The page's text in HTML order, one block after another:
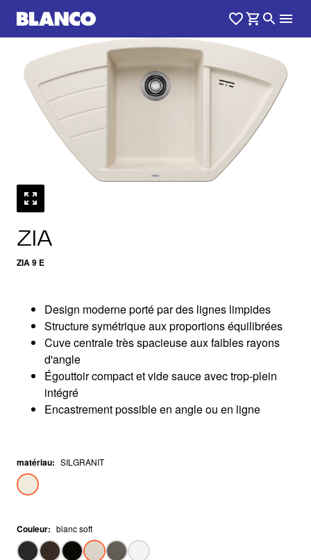
ZIA
ZIA 9 E
0
Design moderne porté par des lignes limpides
Structure symétrique aux proportions équilibrées
Cuve centrale très spacieuse aux faibles rayons
d'angle
Égouttoir compact et vide sauce avec trop-plein
intégré
Encastrement possible en angle ou en ligne
matériau: SILGRANIT
Couleur: blanc soft